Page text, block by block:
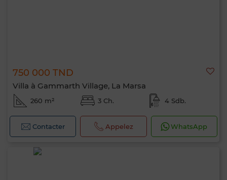
750 000 TND
Villa à Gammarth Village, La Marsa
260 m² 3 Ch. 4 Sdb.
Contacter Appelez WhatsApp